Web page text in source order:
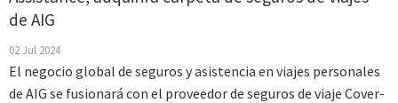
de AIG
02 Jul 2024
El negocio global de seguros y asistencia en viajes personales
de AIG se fusionará con el proveedor de seguros de viaje Cover-